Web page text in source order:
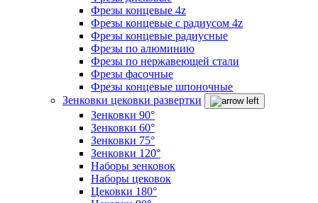
Фрезы концевые 4z
Фрезы концевые с радиусом 4z
Фрезы концевые радиусные
Фрезы по алюминию
Фрезы по нержавеющей стали
Фрезы фасочные
Фрезы концевые шпоночные
Зенковки цековки развертки
Зенковки 90°
Зенковки 60°
Зенковки 75°
Зенковки 120°
Наборы зенковок
Наборы цековок
Цековки 180°